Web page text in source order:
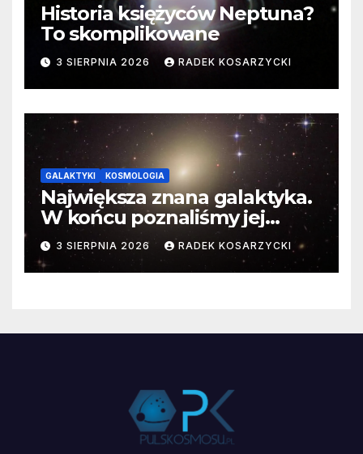
Historia księżyców Neptuna?
To skomplikowane
3 SIERPNIA 2026 RADEK KOSARZYCKI
GALAKTYKI KOSMOLOGIA
Największa znana galaktyka.
W końcu poznaliśmy jej
faktyczne wymiary
3 SIERPNIA 2026 RADEK KOSARZYCKI